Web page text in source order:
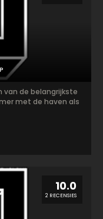
van de belangrijkste
met de haven als
10.0
2 RECENSIES